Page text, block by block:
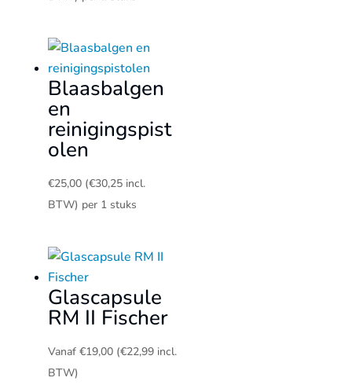
Blaasbalgen
en
reinigingspist
olen
€25,00 (€30,25incl.
BTW) per 1 stuks
Glascapsule
RM II Fischer
Vanaf €19,00 (€22,99incl.
BTW)